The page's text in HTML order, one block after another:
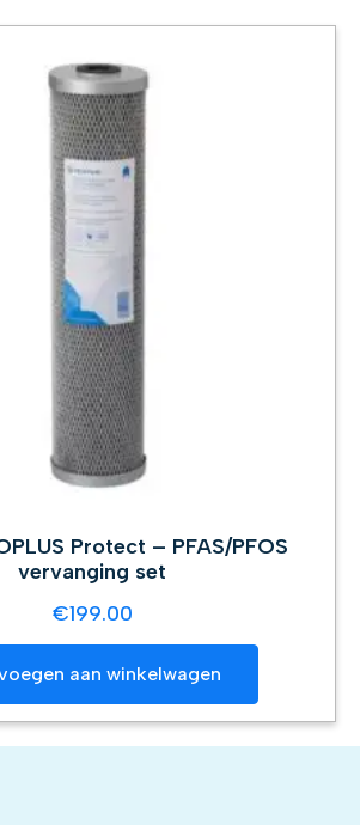
Protect – PFAS/PFOS
vervanging set
€199.00
aan winkelwagen